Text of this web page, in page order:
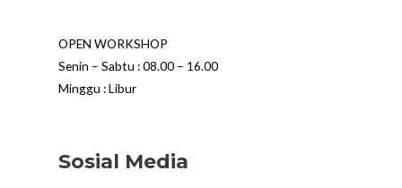
OPEN WORKSHOP
Senin – Sabtu : 08.00 – 16.00
Minggu : Libur
Sosial Media